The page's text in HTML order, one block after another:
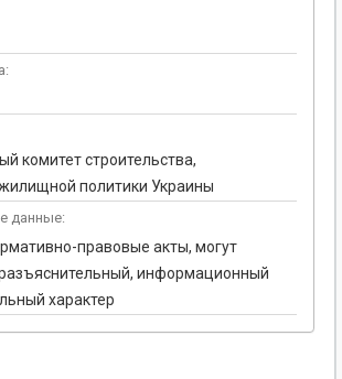
комитет строительства,
политики Украины
данные:
правовые акты, могут
информационный
характер